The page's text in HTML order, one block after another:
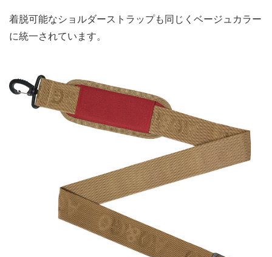
着脱可能なショルダーストラップも同じくベージュカラー
に統一されています。